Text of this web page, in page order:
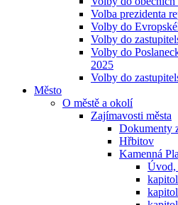
Volba prezidenta
Volby do
Volby do
Volby do
2025
Volby do
Město
O městě a okolí
Zajímavosti města
Dokumenty
Hřbitov
Kamenná
Úvod,